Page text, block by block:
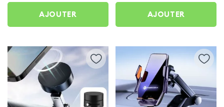
AJOUTER AJOUTER